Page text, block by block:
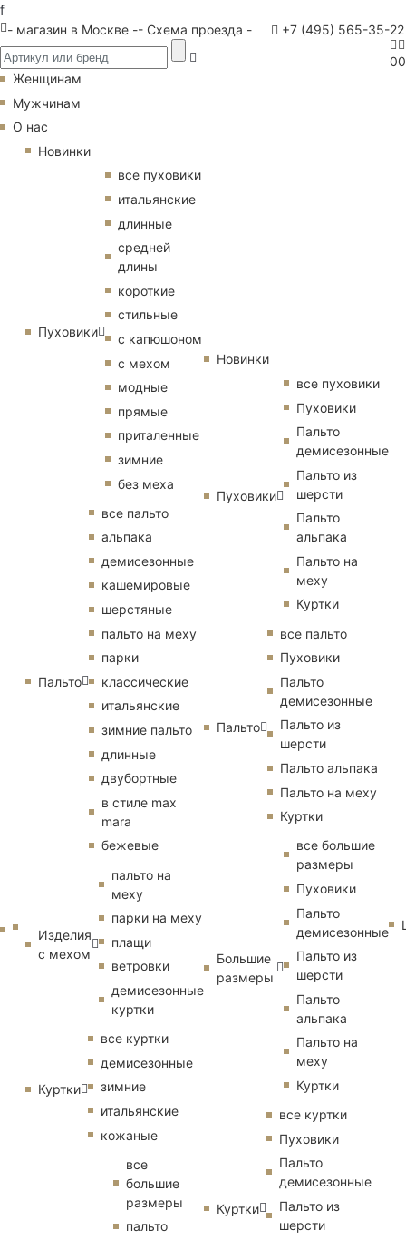
f
- магазин в Москве -- Схема проезда - +7 (495) 565-35-22
00
Женщинам
Мужчинам
О нас
Новинки
Пуховики
все пуховики
итальянские
длинные
средней
длины
короткие
стильные
с капюшоном
с мехом
модные
прямые
приталенные
зимние
без меха
Пальто
все пальто
альпака
демисезонные
кашемировые
шерстяные
пальто на меху
парки
классические
итальянские
зимние пальто
длинные
двубортные
в стиле max
mara
бежевые
Изделия
с мехом
пальто на
меху
парки на меху
плащи
ветровки
демисезонные
куртки
Куртки
все куртки
демисезонные
зимние
итальянские
кожаные
все
большие
размеры
пальто
Новинки
Пуховики
все пуховики
Пуховики
Пальто
демисезонные
Пальто из
шерсти
Пальто
альпака
Пальто на
меху
Куртки
Пальто
все пальто
Пуховики
Пальто
демисезонные
Пальто из
шерсти
Пальто альпака
Пальто на меху
Куртки
Большие
размеры
все большие
размеры
Пуховики
Пальто
демисезонные
Пальто из
шерсти
Пальто
альпака
Пальто на
меху
Куртки
Куртки
все куртки
Пуховики
Пальто
демисезонные
Пальто из
шерсти